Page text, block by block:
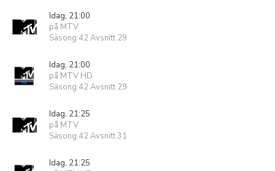
Idag, 21:00
på MTV
Säsong 42 Avsnitt 29
Idag, 21:00
på MTV HD
Säsong 42 Avsnitt 29
Idag, 21:25
på MTV
Säsong 42 Avsnitt 31
Idag, 21:25